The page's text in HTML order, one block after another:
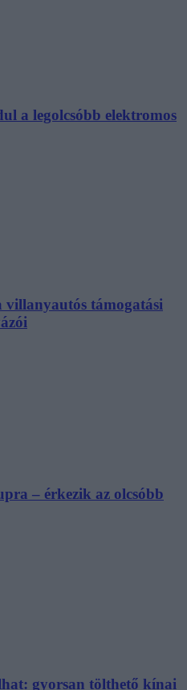
a legolcsóbb elektromos
támogatási
– érkezik az olcsóbb
gyorsan tölthető kínai